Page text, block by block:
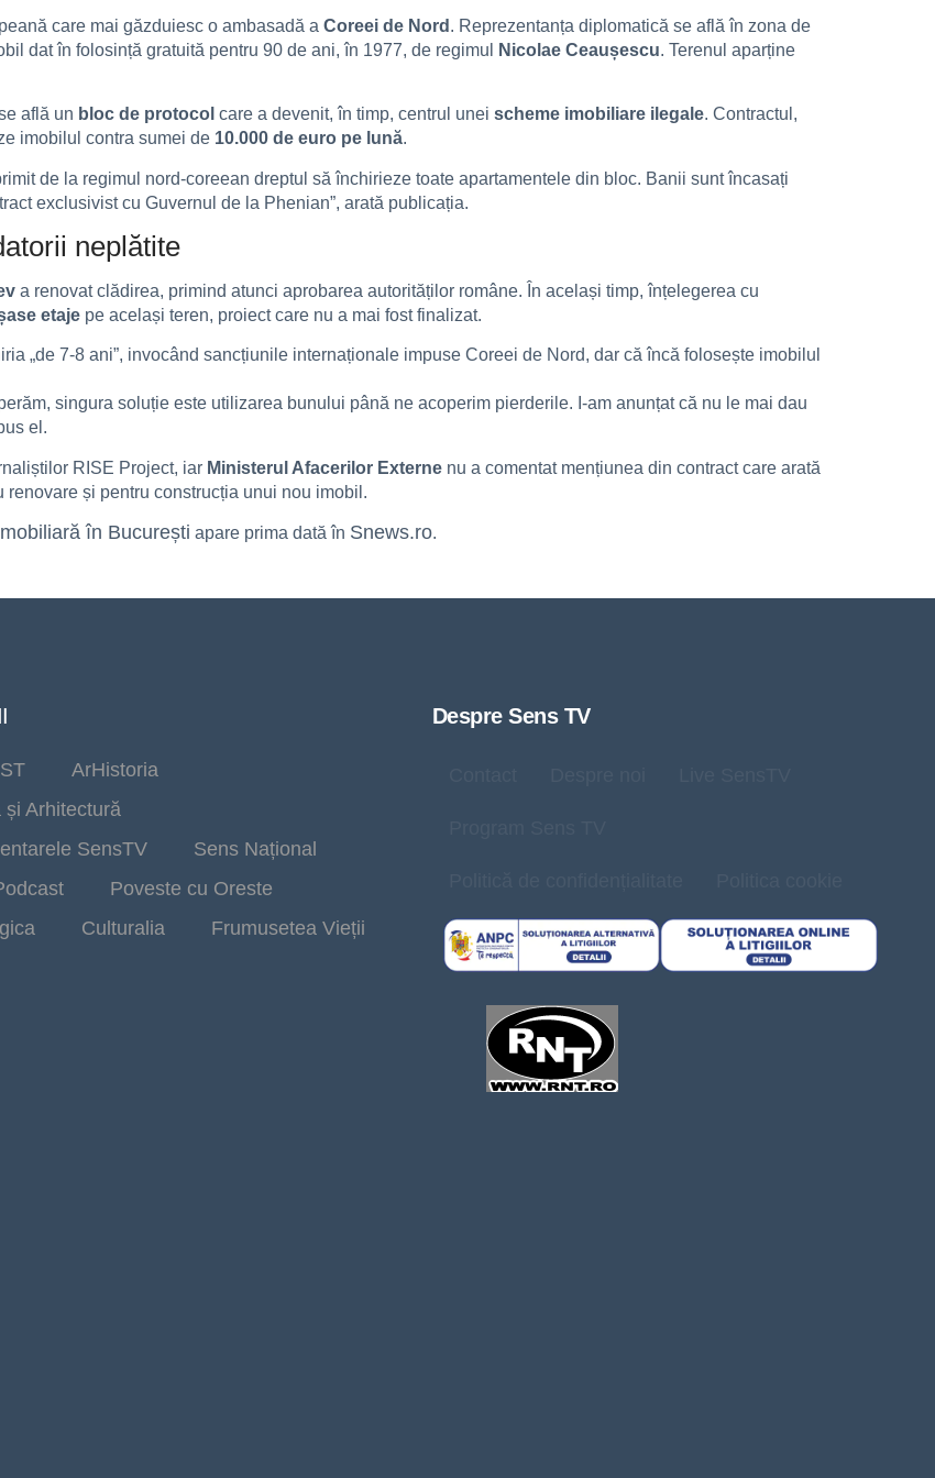
care mai găzduiesc o ambasadă a Coreei de Nord . Reprezentanța diplomatică se află în zona de
dat în folosință gratuită pentru 90 de ani, în 1977, de regimul
Nicolae Ceaușescu. Terenul aparține
află un bloc de protocol care a devenit, în timp, centrul unei scheme imobiliare ilegale. Contractul,
imobilul contra sumei de 10.000 de euro pe lună.
de la regimul nord-coreean dreptul să închirieze toate apartamentele din bloc. Banii sunt încasați
exclusivist cu Guvernul de la Phenian”, arată publicația.
neplătite
a renovat clădirea, primind atunci aprobarea autorităților române. În același timp, înțelegerea cu
etaje pe același teren, proiect care nu a mai fost finalizat.
„de 7-8 ani”, invocând sancțiunile internaționale impuse Coreei de Nord, dar că încă folosește imobilul
singura soluție este utilizarea bunului până ne acoperim pierderile. I-am anunțat că nu le mai dau
el.
RISE Project, iar Ministerul Afacerilor Externe nu a comentat mențiunea din contract care arată
și pentru construcția unui nou imobil.
în București apare prima dată în Snews.ro.
ArHistoria
și Arhitectură
SensTV
Sens Național
Poveste cu Oreste
Culturalia Frumusetea Vieții
Despre Sens TV